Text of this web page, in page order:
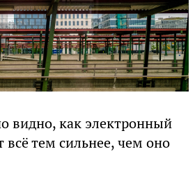
видно, как электронный
всё тем сильнее, чем оно